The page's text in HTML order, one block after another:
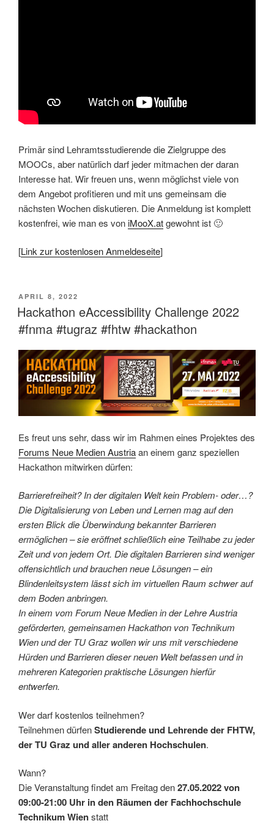
Primär sind Lehramtsstudierende die Zielgruppe des
MOOCs, aber natürlich darf jeder mitmachen der daran
Interesse hat. Wir freuen uns, wenn möglichst viele von
dem Angebot profitieren und mit uns gemeinsam die
nächsten Wochen diskutieren. Die Anmeldung ist komplett
kostenfrei, wie man es voniMooX.atgewohnt ist 🙂
[Link zur kostenlosen Anmeldeseite]
VERÖFFENTLICHT
AM
APRIL 8, 2022
Hackathon eAccessibility Challenge 2022
#fnma #tugraz #fhtw #hackathon
Es freut uns sehr, dass wir im Rahmen eines Projektes des
Forums Neue Medien Austriaan einem ganz speziellen
Hackathon mitwirken dürfen:
Barrierefreiheit? In der digitalen Welt kein Problem- oder…?
Die Digitalisierung von Leben und Lernen mag auf den
ersten Blick die Überwindung bekannter Barrieren
ermöglichen – sie eröffnet schließlich eine Teilhabe zu jeder
Zeit und von jedem Ort. Die digitalen Barrieren sind weniger
offensichtlich und brauchen neue Lösungen – ein
Blindenleitsystem lässt sich im virtuellen Raum schwer auf
dem Boden anbringen.
In einem vom Forum Neue Medien in der Lehre Austria
geförderten, gemeinsamen Hackathon von Technikum
Wien und der TU Graz wollen wir uns mit verschiedene
Hürden und Barrieren dieser neuen Welt befassen und in
mehreren Kategorien praktische Lösungen hierfür
entwerfen.
Wer darf kostenlos teilnehmen?
Teilnehmen dürfenStudierende und Lehrende der FHTW,
der TU Graz und aller anderen Hochschulen.
Wann?
Die Veranstaltung findet am Freitag den27.05.2022 von
09:00-21:00 Uhr in den Räumen der Fachhochschule
Technikum Wienstatt